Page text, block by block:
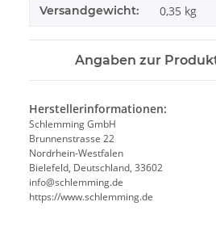
Versandgewicht: 0,35 kg
Angaben zur
Herstellerinformationen:
Schlemming GmbH
Brunnenstrasse 22
Nordrhein-Westfalen
Bielefeld, Deutschland, 33602
info@schlemming.de
https://www.schlemming.de